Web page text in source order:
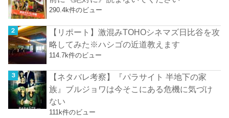
290.4k件のビュー
【リポート】激混みTOHOシネマズ日比谷を攻
略してみた※ハシゴの近道教えます
114.7k件のビュー
【ネタバレ考察】『パラサイト 半地下の家
族』ブルジョワは今そこにある危機に気づけ
ない
111k件のビュー